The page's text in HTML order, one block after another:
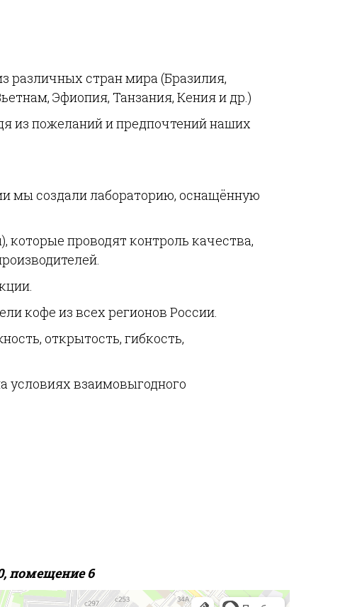
различных стран мира (Бразилия,
Эфиопия, Танзания, Кения и др.)
из пожеланий и предпочтений наших
мы создали лабораторию, оснащённую
проводят контроль качества,
кофе из всех регионов России.
открытость, гибкость,
условиях взаимовыгодного
помещение 6